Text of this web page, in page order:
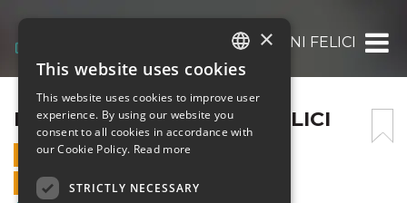
INCONTRANDO GIORNI FELICI
INCONTRANDO GIORNI FELICI
16 DECEMBER 2022 - 20:00
ONLINE SALES ENDED
ITALIAN
ENGLISH
SPANISH
×
This website uses cookies
This website uses cookies to improve user
experience. By using our website you
consent to all cookies in accordance with
our Cookie Policy. Read more
STRICTLY NECESSARY